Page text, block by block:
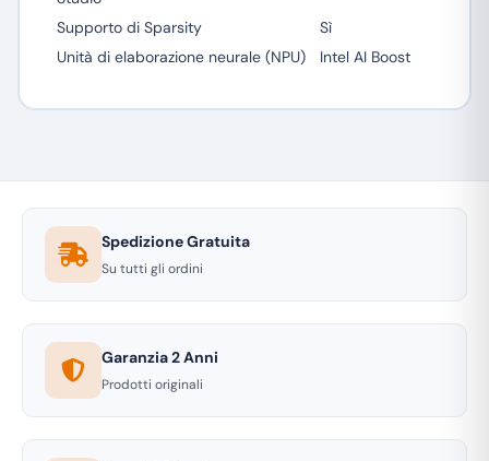
Supporto di Sparsity
Sì
Unità di elaborazione neurale (NPU)
Intel AI Boost
Spedizione Gratuita
Su tutti gli ordini
Garanzia 2 Anni
Prodotti originali